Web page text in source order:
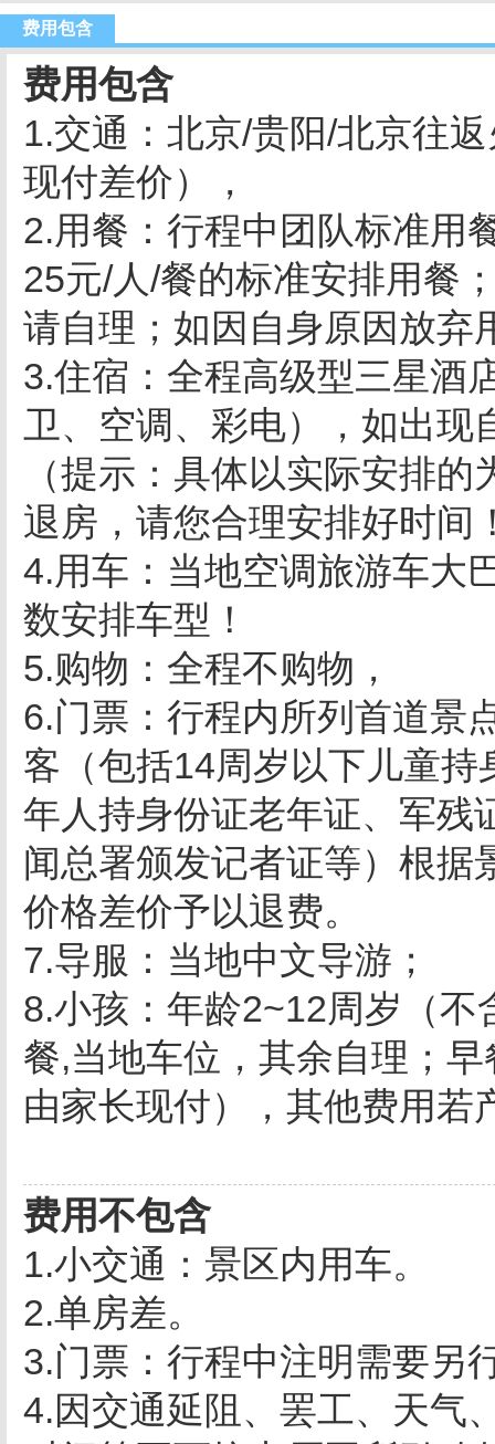
费用包含
费用包含
1.交通：北京/贵阳/北京往
现付差价），
2.用餐：行程中团队标准用
25元/人/餐的标准安排用餐
请自理；如因自身原因放弃
3.住宿：全程高级型三星酒
卫、空调、彩电），如出现
（提示：具体以实际安排
退房，请您合理安排好时间
4.用车：当地空调旅游车大
数安排车型！
5.购物：全程不购物，
6.门票：行程内所列首道景
客（包括14周岁以下儿童
年人持身份证老年证、军残
闻总署颁发记者证等）根据
价格差价予以退费。
7.导服：当地中文导游；
8.小孩：年龄2~12周岁（
餐,当地车位，其余自理；
由家长现付），其他费用若
费用不包含
1.小交通：景区内用车。
2.单房差。
3.门票：行程中注明需要另
4.因交通延阻、罢工、天气